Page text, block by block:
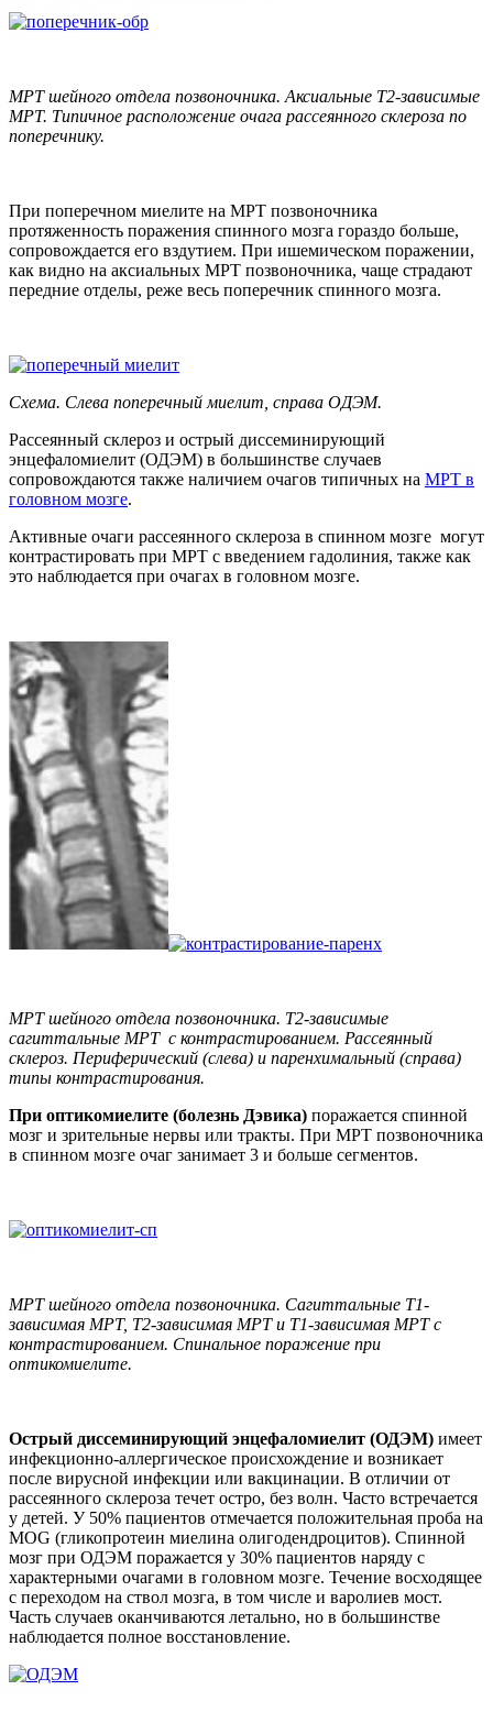
МРТ шейного отдела позвоночника. Аксиальные Т2-зависимые
МРТ. Типичное расположение очага рассеянного склероза по
поперечнику.
При поперечном миелите на МРТ позвоночника
протяженность поражения спинного мозга гораздо больше,
сопровождается его вздутием. При ишемическом поражении,
как видно на аксиальных МРТ позвоночника, чаще страдают
передние отделы, реже весь поперечник спинного мозга.
Схема. Слева поперечный миелит, справа ОДЭМ.
Рассеянный склероз и острый диссеминирующий
энцефаломиелит (ОДЭМ) в большинстве случаев
сопровождаются также наличием очагов типичных на МРТ в
головном мозге.
Активные очаги рассеянного склероза в спинном мозге могут
контрастировать при МРТ с введением гадолиния, также как
это наблюдается при очагах в головном мозге.
МРТ шейного отдела позвоночника. Т2-зависимые
сагиттальные МРТ с контрастированием. Рассеянный
склероз. Периферический (слева) и паренхимальный (справа)
типы контрастирования.
При оптикомиелите (болезнь Дэвика) поражается спинной
мозг и зрительные нервы или тракты. При МРТ позвоночника
в спинном мозге очаг занимает 3 и больше сегментов.
МРТ шейного отдела позвоночника. Сагиттальные Т1-
зависимая МРТ, Т2-зависимая МРТ и Т1-зависимая МРТ с
контрастированием. Спинальное поражение при
оптикомиелите.
Острый диссеминирующий энцефаломиелит (ОДЭМ) имеет
инфекционно-аллергическое происхождение и возникает
после вирусной инфекции или вакцинации. В отличии от
рассеянного склероза течет остро, без волн. Часто встречается
у детей. У 50% пациентов отмечается положительная проба на
MOG (гликопротеин миелина олигодендроцитов). Спинной
мозг при ОДЭМ поражается у 30% пациентов наряду с
характерными очагами в головном мозге. Течение восходящее
с переходом на ствол мозга, в том числе и варолиев мост.
Часть случаев оканчиваются летально, но в большинстве
наблюдается полное восстановление.